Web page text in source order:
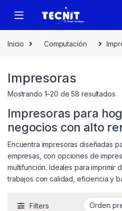
Inicio Computación
Impresoras
Mostrando 1–20 de 58 resultados
Impresoras para
negocios con alto
Encuentra impresoras diseñadas
empresas, con opciones de
multifunción. Ideales para imprimir
trabajos con calidad, eficiencia y
Filters